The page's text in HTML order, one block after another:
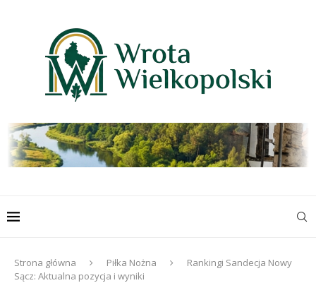
Strona główna Piłka Nożna
Rankingi Sandecja Nowy
Sącz: Aktualna pozycja i wyniki